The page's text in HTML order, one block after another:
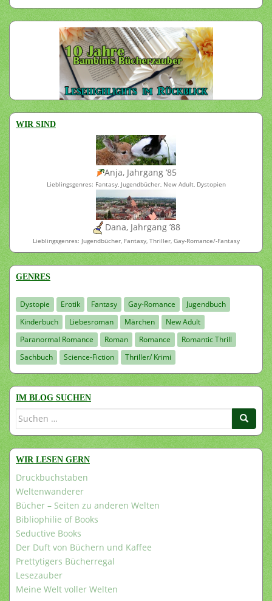
WIR SIND
Anja, Jahrgang ’85
Lieblingsgenres: Fantasy, Jugendbücher, New Adult, Dystopien
Dana, Jahrgang ’88
Lieblingsgenres: Jugendbücher, Fantasy, Thriller, Gay-Romance/-Fantasy
GENRES
Dystopie Erotik Fantasy Gay-Romance
Jugendbuch
Kinderbuch
Liebesroman Märchen
New Adult
Paranormal Romance
Roman Romance
Romantic Thrill
Sachbuch
Science-Fiction Thriller/ Krimi
IM BLOG SUCHEN
Suchen
WIR LESEN GERN
Druckbuchstaben
Weltenwanderer
Bücher – Seiten zu anderen Welten
Bibliophilie of Books
Seductive Books
Der Duft von Büchern und Kaffee
Prettytigers Bücherregal
Lesezauber
Meine Welt voller Welten